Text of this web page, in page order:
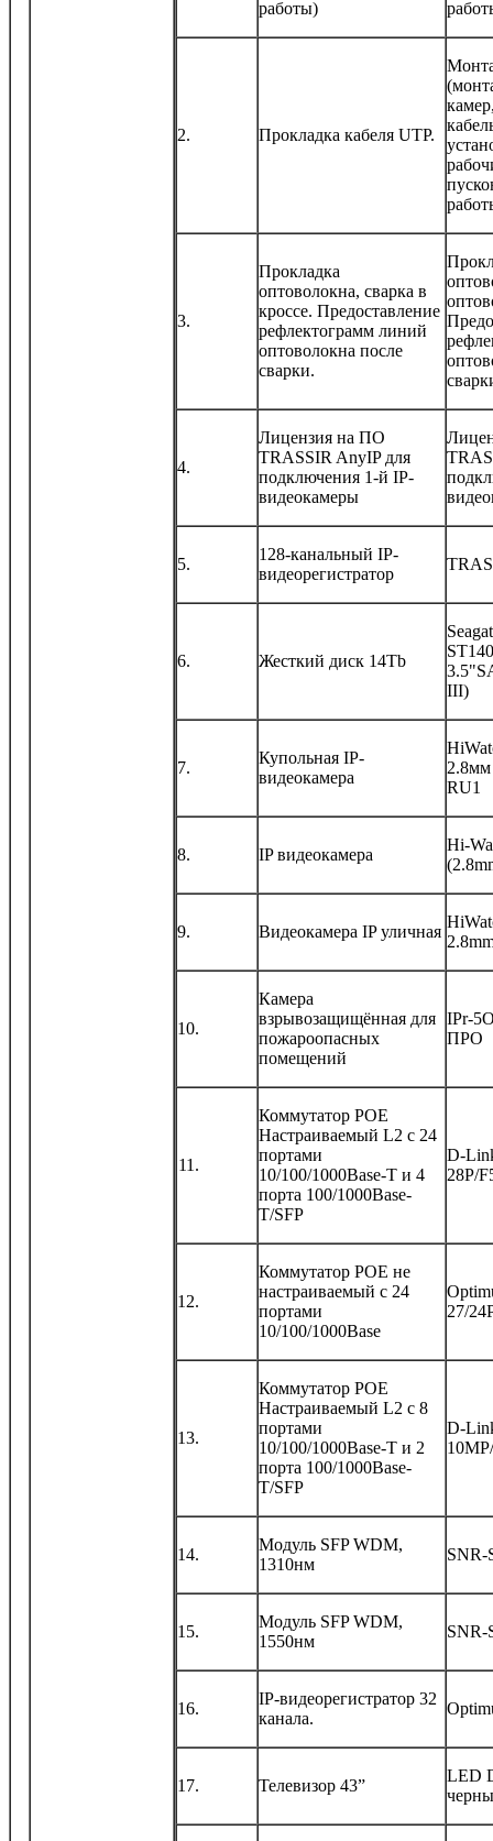
работы)
2. Прокладка кабеля UTP.
3.
Прокладка
оптоволокна, сварка в
кроссе. Предоставление
рефлектограмм линий
оптоволокна после
сварки.
4.
Лицензия на ПО
TRASSIR AnyIP для
подключения 1-й IP-
видеокамеры
5.
128-канальный IP-
видеорегистратор
6. Жесткий диск 14Tb
III)
7.
Купольная IP-
видеокамера
RU1
8. IP видеокамера
Hi-
9. Видеокамера IP уличная
10.
Камера
взрывозащищённая для
пожароопасных
помещений
IPr-
ПРО
11.
Коммутатор POE
Настраиваемый L2 с 24
портами
10/100/1000Base-T и 4
порта 100/1000Base-
T/SFP
D-
28P/
12.
Коммутатор POE не
настраиваемый с 24
портами
10/100/1000Base
27/
13.
Коммутатор POE
Настраиваемый L2 с 8
портами
10/100/1000Base-T и 2
порта 100/1000Base-
T/SFP
D-
14.
Модуль SFP WDM,
1310нм
SNR-
15.
Модуль SFP WDM,
1550нм
SNR-
16.
IP-видеорегистратор 32
канала.
17. Телевизор 43”
LED